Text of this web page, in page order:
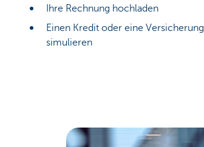
Ihre Rechnung hochladen
Einen Kredit oder eine Versicherung
simulieren